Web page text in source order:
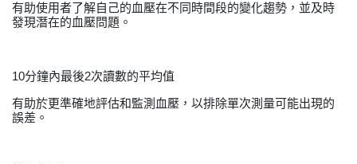
有助使用者了解自己的血壓在不同時間段的變化趨勢，並及時
發現潛在的血壓問題。
10分鐘內最後2次讀數的平均值
有助於更準確地評估和監測血壓，以排除單次測量可能出現的
誤差。